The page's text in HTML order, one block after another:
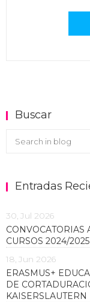
Buscar
Buscar en el blog
Entradas
30, Jul 2026
CONVOCATORIAS
CURSOS 2024/
18, Jun 2026
ERASMUS+
DE